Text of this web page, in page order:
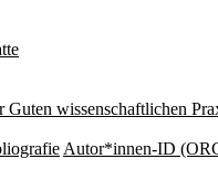
Guten wissenschaftlichen
Autor*innen-ID